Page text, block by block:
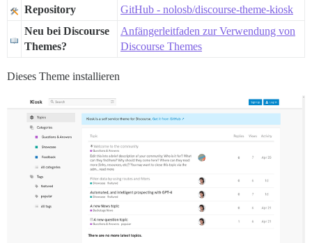
Repository
GitHub - nolosb/discourse-theme-kiosk
Neu bei Discourse
Themes?
Anfängerleitfaden zur Verwendung von
Discourse Themes
Dieses Theme installieren